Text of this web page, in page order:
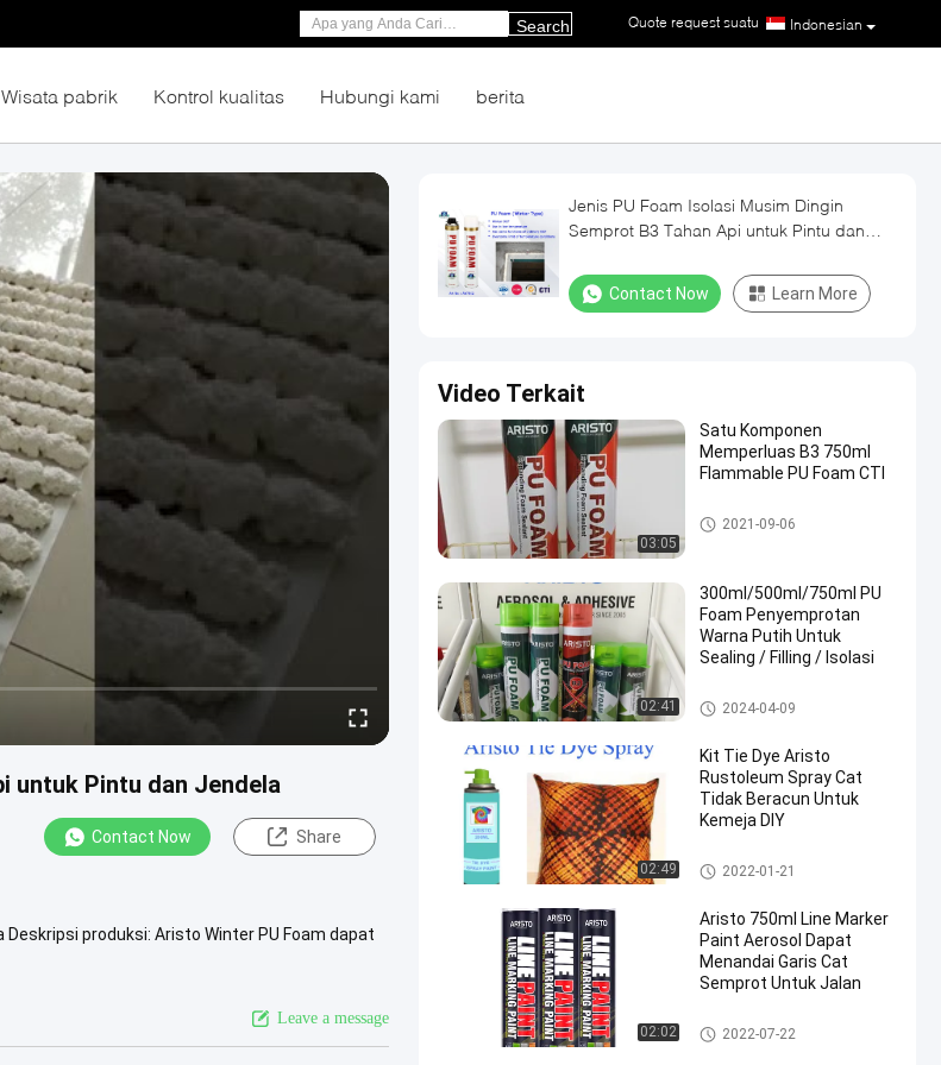
Indonesian
Quote request suatu |
Search
Wisata pabrik Kontrol kualitas Hubungi kami berita
untuk Pintu dan Jendela
Contact Now Share
produksi: Aristo Winter PU Foam dapat
Leave a message
Jenis PU Foam Isolasi Musim Dingin
Semprot B3 Tahan Api untuk Pintu dan
Contact Now Learn More
Video Terkait
03:05
Satu Komponen
Memperluas B3 750ml
Flammable PU Foam CTI
Pu Foam Semprot
2021-09-06
02:41
300ml/500ml/750ml PU
Foam Penyemprotan
Warna Putih Untuk
Sealing / Filling / Isolasi
Pu Foam Semprot
2024-04-09
02:49
Kit Tie Dye Aristo
Rustoleum Spray Cat
Tidak Beracun Untuk
Kemeja DIY
Cat Semprot Kain
2022-01-21
02:02
Aristo 750ml Line Marker
Paint Aerosol Dapat
Menandai Garis Cat
Semprot Untuk Jalan
Menandai Cat Semprot
2022-07-22